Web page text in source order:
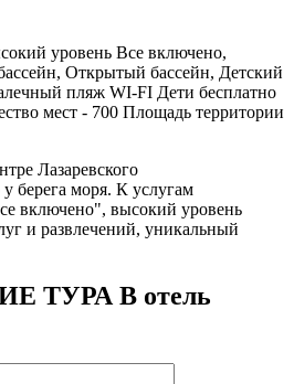
уровень Все включено,
Открытый бассейн, Детский
пляж WI-FI Дети бесплатно
мест - 700 Площадь территории
Лазаревского
берега моря. К услугам
включено", высокий уровень
и развлечений, уникальный
ТУРА В отель